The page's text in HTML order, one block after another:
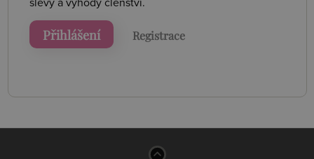
slevy a výhody členství.
Přihlášení Registrace